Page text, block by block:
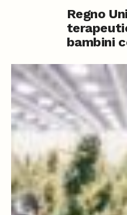
Regno
bambini